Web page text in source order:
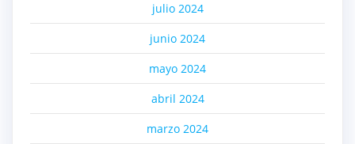
julio 2024
junio 2024
mayo 2024
abril 2024
marzo 2024